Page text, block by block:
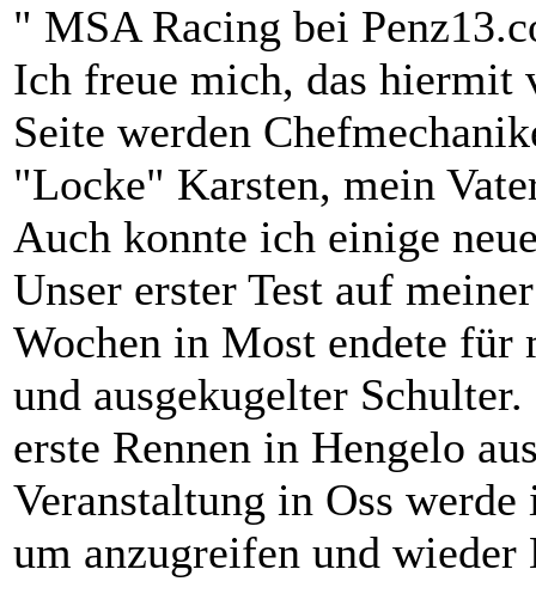
" MSA Racing bei
Ich freue mich, das hiermit
Seite werden
"Locke" Karsten, mein
Auch konnte ich einige
Unser erster Test auf
Wochen in Most endete
und ausgekugelter
erste Rennen in Hengelo
Veranstaltung in Oss
um anzugreifen und wieder